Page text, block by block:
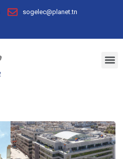
sogelec@planet.tn